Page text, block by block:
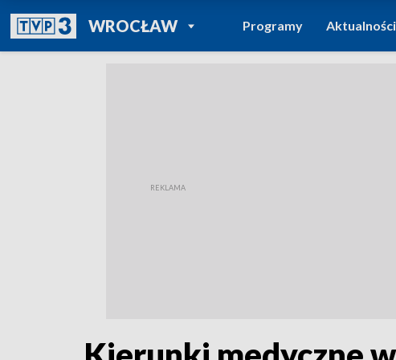
WROCŁAWPOWRÓT DO
TVP REGIONY
Programy Aktualności